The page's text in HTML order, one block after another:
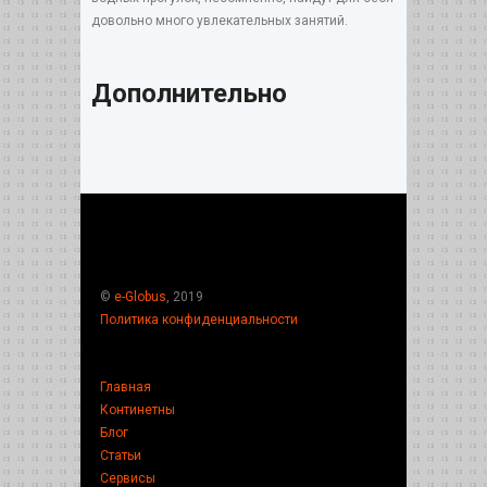
довольно много увлекательных занятий.
Дополнительно
© e-Globus, 2019
Политика конфиденциальности
Главная
Континетны
Блог
Статьи
Сервисы